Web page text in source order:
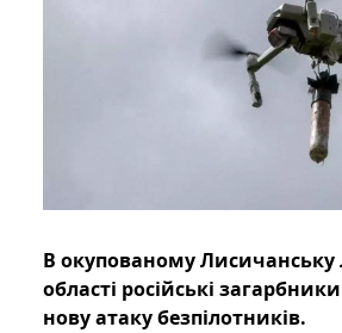
В окупованому Лисичанську
області російські
нову атаку безпілотників.